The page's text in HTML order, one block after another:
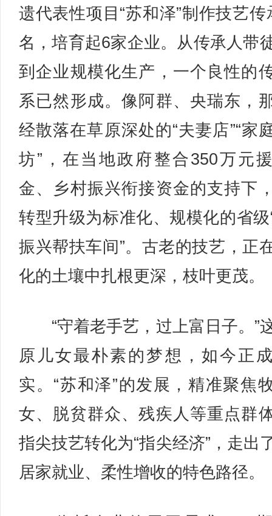
遗代表性项目“苏和泽”制作技艺传
名，培育起6家企业。从传承人带
到企业规模化生产，一个良性的
系已然形成。像阿群、央瑞东，
经散落在草原深处的“夫妻店”“家
坊”，在当地政府整合350万元
金、乡村振兴衔接资金的支持下
转型升级为标准化、规模化的省级
振兴帮扶车间”。古老的技艺，正
化的土壤中扎根更深，枝叶更茂。
“守着老手艺，过上富日子。”
原儿女最朴素的梦想，如今正
实。“苏和泽”的发展，精准聚焦
女、脱贫群众、残疾人等重点群
指尖技艺转化为“指尖经济”，走出
居家就业、柔性增收的特色路径。